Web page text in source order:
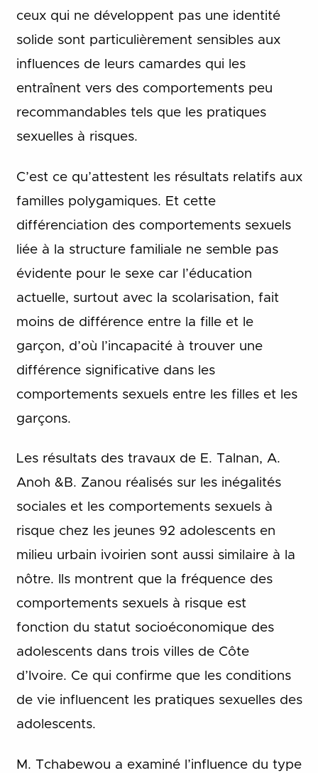
ceux qui ne développent pas une identité
solide sont particulièrement sensibles aux
influences de leurs camardes qui les
entraînent vers des comportements peu
recommandables tels que les pratiques
sexuelles à risques.
C’est ce qu’attestent les résultats relatifs aux
familles polygamiques. Et cette
différenciation des comportements sexuels
liée à la structure familiale ne semble pas
évidente pour le sexe car l’éducation
actuelle, surtout avec la scolarisation, fait
moins de différence entre la fille et le
garçon, d’où l’incapacité à trouver une
différence significative dans les
comportements sexuels entre les filles et les
garçons.
Les résultats des travaux de E. Talnan, A.
Anoh &B. Zanou réalisés sur les inégalités
sociales et les comportements sexuels à
risque chez les jeunes 92 adolescents en
milieu urbain ivoirien sont aussi similaire à la
nôtre. Ils montrent que la fréquence des
comportements sexuels à risque est
fonction du statut socioéconomique des
adolescents dans trois villes de Côte
d’Ivoire. Ce qui confirme que les conditions
de vie influencent les pratiques sexuelles des
adolescents.
M. Tchabewou a examiné l’influence du type